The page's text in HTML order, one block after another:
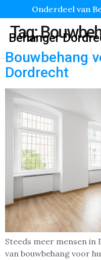
Onderdeel van
Behanger
Tag:
Bouwbehang
Dordrecht
Steeds meer mensen
van bouwbehang voor